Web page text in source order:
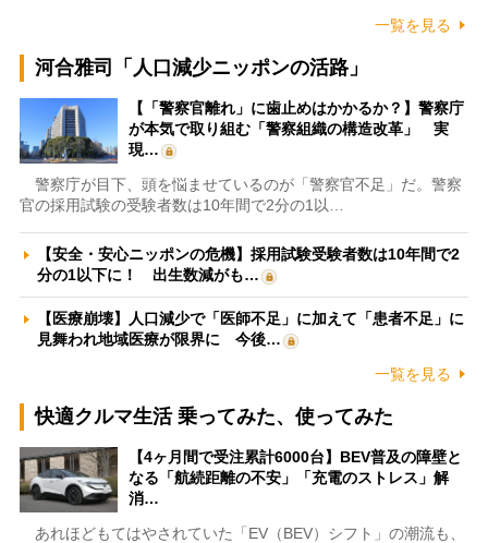
一覧を見る
河合雅司「人口減少ニッポンの活路」
【「警察官離れ」に歯止めはかかるか？】警察庁
が本気で取り組む「警察組織の構造改革」 実
現…
警察庁が目下、頭を悩ませているのが「警察官不足」だ。警察
官の採用試験の受験者数は10年間で2分の1以…
【安全・安心ニッポンの危機】採用試験受験者数は10年間で2
分の1以下に！ 出生数減がも…
【医療崩壊】人口減少で「医師不足」に加えて「患者不足」に
見舞われ地域医療が限界に 今後…
一覧を見る
快適クルマ生活 乗ってみた、使ってみた
【4ヶ月間で受注累計6000台】BEV普及の障壁と
なる「航続距離の不安」「充電のストレス」解
消…
あれほどもてはやされていた「EV（BEV）シフト」の潮流も、